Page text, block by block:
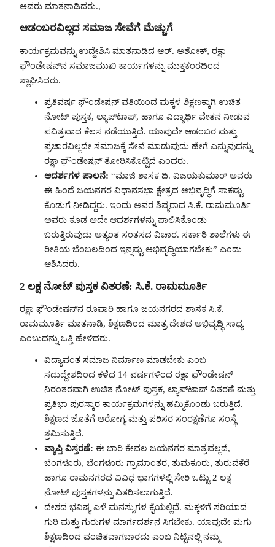
ಅವರು ಮಾತನಾಡಿದರು.,
ಆಡಂಬರವಿಲ್ಲದ ಸಮಾಜ ಸೇವೆಗೆ ಮೆಚ್ಚುಗೆ
ಕಾರ್ಯಕ್ರಮವನ್ನು ಉದ್ದೇಶಿಸಿ ಮಾತನಾಡಿದ ಆರ್. ಅಶೋಕ್, ರಕ್ಷಾ
ಫೌಂಡೇಷನ್‌ನ ಸಮಾಜಮುಖಿ ಕಾರ್ಯಗಳನ್ನು ಮುಕ್ತಕಂಠದಿಂದ
ಶ್ಲಾಘಿಸಿದರು.
ಪ್ರತಿವರ್ಷ ಫೌಂಡೇಷನ್ ವತಿಯಿಂದ ಮಕ್ಕಳ ಶಿಕ್ಷಣಕ್ಕಾಗಿ ಉಚಿತ
ನೋಟ್ ಪುಸ್ತಕ, ಲ್ಯಾಪ್‌ಟಾಪ್, ಹಾಗೂ ವಿದ್ಯಾರ್ಥಿ ವೇತನ ನೀಡುವ
ಪವಿತ್ರವಾದ ಕೆಲಸ ನಡೆಯುತ್ತಿದೆ. ಯಾವುದೇ ಆಡಂಬರ ಮತ್ತು
ಪ್ರಚಾರವಿಲ್ಲದೇ ಸಮಾಜಕ್ಕೆ ಸೇವೆ ಮಾಡುವುದು ಹೇಗೆ ಎನ್ನುವುದನ್ನು
ರಕ್ಷಾ ಫೌಂಡೇಷನ್ ತೋರಿಸಿಕೊಟ್ಟಿದೆ ಎಂದರು.
ಆದರ್ಶಗಳ ಪಾಲನೆ: “ಮಾಜಿ ಶಾಸಕ ದಿ. ವಿಜಯಕುಮಾರ್ ಅವರು
ಈ ಹಿಂದೆ ಜಯನಗರ ವಿಧಾನಸಭಾ ಕ್ಷೇತ್ರದ ಅಭಿವೃದ್ಧಿಗೆ ಸಾಕಷ್ಟು
ಕೊಡುಗೆ ನೀಡಿದ್ದರು. ಇಂದು ಅವರ ಶಿಷ್ಯರಾದ ಸಿ.ಕೆ. ರಾಮಮೂರ್ತಿ
ಅವರು ಕೂಡ ಅದೇ ಆದರ್ಶಗಳನ್ನು ಪಾಲಿಸಿಕೊಂಡು
ಬರುತ್ತಿರುವುದು ಅತ್ಯಂತ ಸಂತಸದ ವಿಚಾರ. ಸರ್ಕಾರಿ ಶಾಲೆಗಳು ಈ
ರೀತಿಯ ಬೆಂಬಲದಿಂದ ಇನ್ನಷ್ಟು ಅಭಿವೃದ್ಧಿಯಾಗಬೇಕು” ಎಂದು
ಆಶಿಸಿದರು.
2 ಲಕ್ಷ ನೋಟ್ ಪುಸ್ತಕ ವಿತರಣೆ: ಸಿ.ಕೆ. ರಾಮಮೂರ್ತಿ
ರಕ್ಷಾ ಫೌಂಡೇಷನ್‌ನ ರೂವಾರಿ ಹಾಗೂ ಜಯನಗರದ ಶಾಸಕ ಸಿ.ಕೆ.
ರಾಮಮೂರ್ತಿ ಮಾತನಾಡಿ, ಶಿಕ್ಷಣದಿಂದ ಮಾತ್ರ ದೇಶದ ಅಭಿವೃದ್ಧಿ ಸಾಧ್ಯ
ಎಂಬುದನ್ನು ಒತ್ತಿ ಹೇಳಿದರು.
ವಿದ್ಯಾವಂತ ಸಮಾಜ ನಿರ್ಮಾಣ ಮಾಡಬೇಕು ಎಂಬ
ಸದುದ್ದೇಶದಿಂದ ಕಳೆದ 14 ವರ್ಷಗಳಿಂದ ರಕ್ಷಾ ಫೌಂಡೇಷನ್
ನಿರಂತರವಾಗಿ ಉಚಿತ ನೋಟ್ ಪುಸ್ತಕ, ಲ್ಯಾಪ್‌ಟಾಪ್ ವಿತರಣೆ ಮತ್ತು
ಪ್ರತಿಭಾ ಪುರಸ್ಕಾರ ಕಾರ್ಯಕ್ರಮಗಳನ್ನು ಹಮ್ಮಿಕೊಂಡು ಬರುತ್ತಿದೆ.
ಶಿಕ್ಷಣದ ಜೊತೆಗೆ ಆರೋಗ್ಯ ಮತ್ತು ಪರಿಸರ ಸಂರಕ್ಷಣೆಗೂ ಸಂಸ್ಥೆ
ಶ್ರಮಿಸುತ್ತಿದೆ.
ವ್ಯಾಪ್ತಿ ವಿಸ್ತರಣೆ: ಈ ಬಾರಿ ಕೇವಲ ಜಯನಗರ ಮಾತ್ರವಲ್ಲದೆ,
ಬೆಂಗಳೂರು, ಬೆಂಗಳೂರು ಗ್ರಾಮಾಂತರ, ತುಮಕೂರು, ತುರುವೆಕೆರೆ
ಹಾಗೂ ರಾಮನಗರದ ವಿವಿಧ ಭಾಗಗಳಲ್ಲಿ ಸೇರಿ ಒಟ್ಟು 2 ಲಕ್ಷ
ನೋಟ್ ಪುಸ್ತಕಗಳನ್ನು ವಿತರಿಸಲಾಗುತ್ತಿದೆ.
ದೇಶದ ಭವಿಷ್ಯ ಎಳೆ ಮನಸ್ಸುಗಳ ಕೈಯಲ್ಲಿದೆ. ಮಕ್ಕಳಿಗೆ ಸರಿಯಾದ
ಗುರಿ ಮತ್ತು ಗುರುಗಳ ಮಾರ್ಗದರ್ಶನ ಸಿಗಬೇಕು. ಯಾವುದೇ ಮಗು
ಶಿಕ್ಷಣದಿಂದ ವಂಚಿತವಾಗಬಾರದು ಎಂಬ ನಿಟ್ಟಿನಲ್ಲಿ ನಮ್ಮ